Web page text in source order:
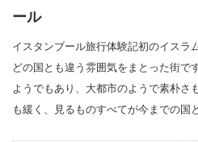
ール
イスタンブール旅行体験記初のイスラ
どの国とも違う雰囲気をまとった街で
ようでもあり、大都市のようで素朴さ
も緩く、見るものすべてが今までの国